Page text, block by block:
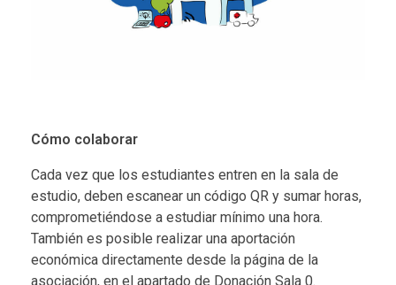
Cómo colaborar
Cada vez que los estudiantes entren en la sala de
estudio, deben escanear un código QR y sumar horas,
comprometiéndose a estudiar mínimo una hora.
También es posible realizar una aportación
económica directamente desde la página de la
asociación, en el apartado de Donación Sala 0.